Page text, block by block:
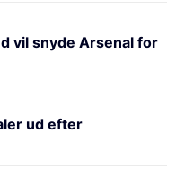
vil snyde Arsenal for
ud efter